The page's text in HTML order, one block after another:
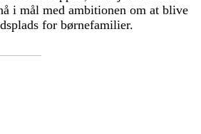
i mål med ambitionen om at blive
for børnefamilier.